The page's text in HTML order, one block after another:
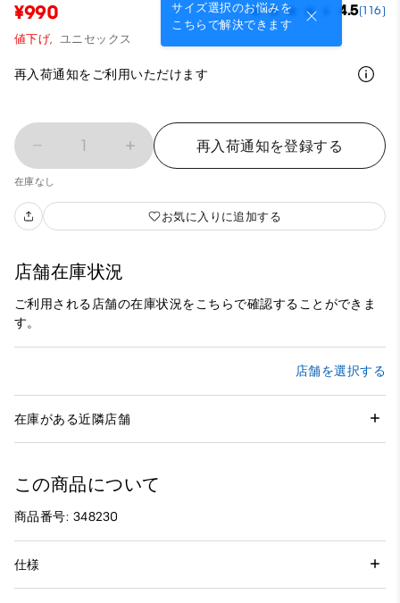
サイズ選択のお悩みを
こちらで解決できます
¥990 4.5(116)
値下げ, ユニセックス
再入荷通知をご利用いただけます
1 再入荷通知を登録する
在庫なし
お気に入りに追加する
店舗在庫状況
ご利用される店舗の在庫状況をこちらで確認することができま
す。
店舗を選択する
在庫がある近隣店舗
この商品について
商品番号: 348230
仕様